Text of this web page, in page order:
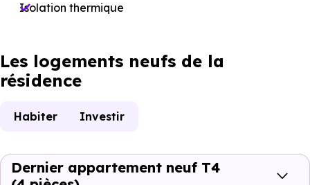
Isolation thermique
Les logements neufs de la
résidence
Habiter Investir
Dernier appartement neuf T4